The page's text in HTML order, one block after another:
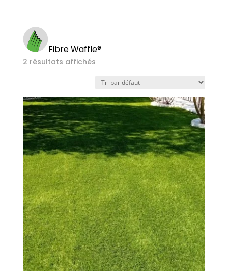
Fibre Waffle®
2 résultats affichés